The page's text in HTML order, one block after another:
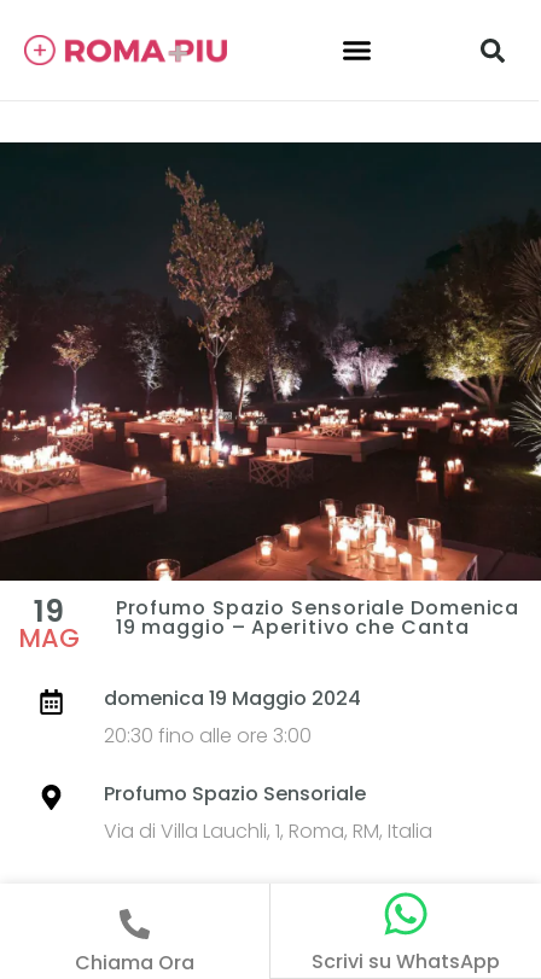
19
MAG
Profumo Spazio Sensoriale Domenica
19 maggio – Aperitivo che Canta
domenica 19 Maggio 2024
20:30 fino alle ore 3:00
Profumo Spazio Sensoriale
Via di Villa Lauchli, 1, Roma, RM, Italia
Chiama Ora Scrivi su WhatsApp